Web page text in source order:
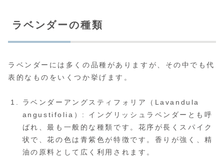
ラベンダーの種類
ラベンダーには多くの品種がありますが、その中でも代
表的なものをいくつか挙げます。
ラベンダーアングスティフォリア（Lavandula
angustifolia）: イングリッシュラベンダーとも呼
ばれ、最も一般的な種類です。花序が長くスパイク
状で、花の色は青紫色が特徴です。香りが強く、精
油の原料として広く利用されます。